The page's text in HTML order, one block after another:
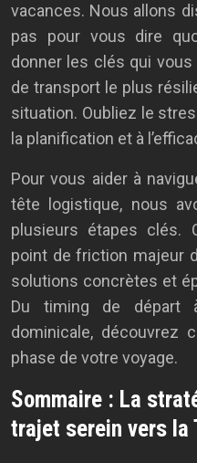
vacances. Nous allons
pas pour vous dire
donner les clés qui
de transport le plus
situation. Oubliez le
la planification et à
Pour vous aider à
tête logistique, nous
plusieurs étapes clés.
point de friction majeur
solutions concrètes et
Du timing de départ à
dominicale, découvrez
phase de votre voyage.
Sommaire : La
trajet serein vers la